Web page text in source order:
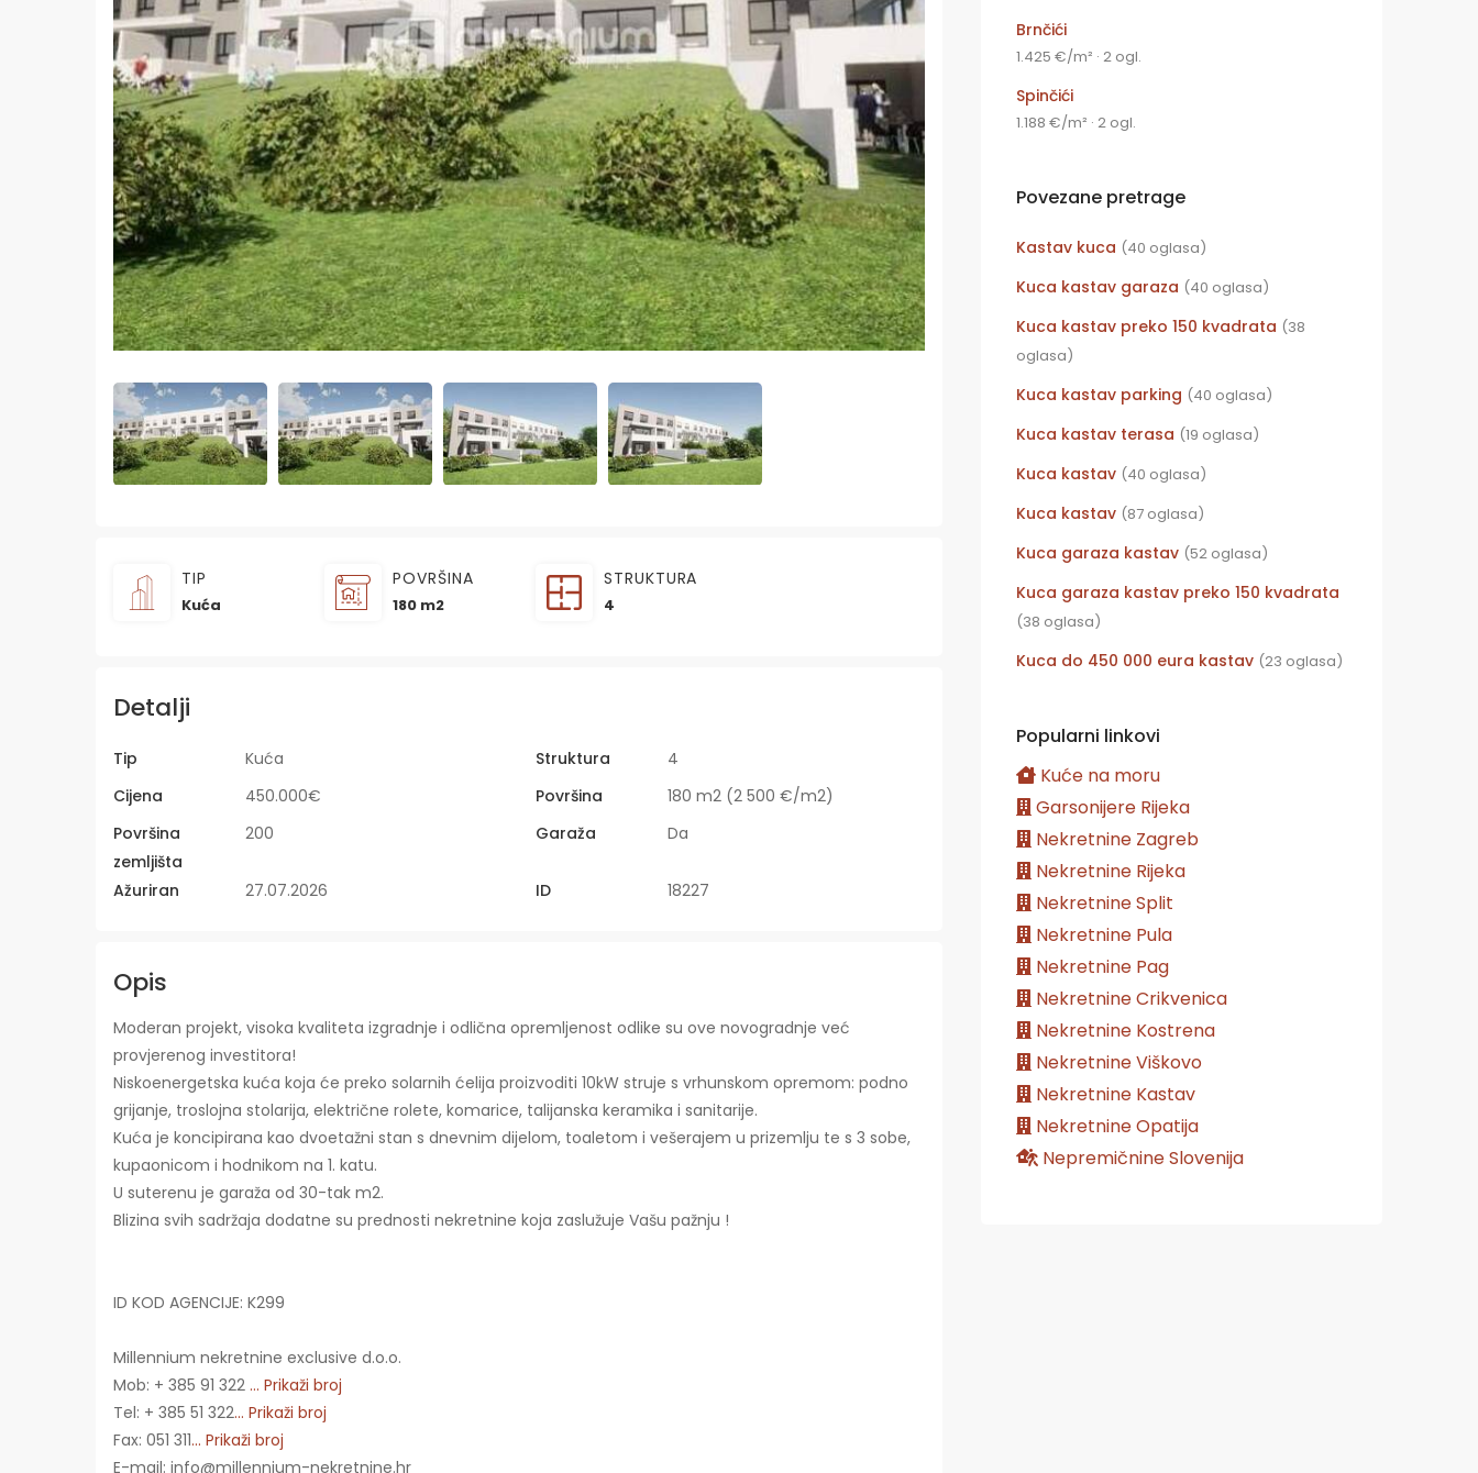
TIP
Kuća
POVRŠINA
180 m2
STRUKTURA
4
Detalji
Tip Kuća Struktura
4
Cijena
450.000€ Površina
180 m2 (2 500 €/m2)
Površina
zemljišta
200 Garaža Da
Ažuriran 27.07.2026 ID 18227
Opis
Moderan projekt, visoka kvaliteta izgradnje i odlična opremljenost odlike su ove novogradnje već
provjerenog investitora!
Niskoenergetska kuća koja će preko solarnih ćelija proizvoditi 10kW struje s vrhunskom opremom: podno
grijanje, troslojna stolarija, električne rolete, komarice, talijanska keramika i sanitarije.
Kuća je koncipirana kao dvoetažni stan s dnevnim dijelom, toaletom i vešerajem u prizemlju te s 3 sobe,
kupaonicom i hodnikom na 1. katu.
U suterenu je garaža od 30-tak m2.
Blizina svih sadržaja dodatne su prednosti nekretnine koja zaslužuje Vašu pažnju !
ID KOD AGENCIJE: K299
Millennium nekretnine exclusive d.o.o.
Mob: + 385 91 322 ... Prikaži broj
Tel: + 385 51 322... Prikaži broj
Fax: 051 311... Prikaži broj
E-mail: info@millennium-nekretnine.hr
Brnčići
1.425 €/m² · 2 ogl.
Spinčići
1.188 €/m² · 2 ogl.
Povezane pretrage
Kastav kuca (40 oglasa)
Kuca kastav garaza (40 oglasa)
Kuca kastav preko 150 kvadrata (38
oglasa)
Kuca kastav parking (40 oglasa)
Kuca kastav terasa (19 oglasa)
Kuca kastav (40 oglasa)
Kuca kastav (87 oglasa)
Kuca garaza kastav (52 oglasa)
Kuca garaza kastav preko 150 kvadrata
(38 oglasa)
Kuca do 450 000 eura kastav (23 oglasa)
Popularni linkovi
Kuće na moru
Garsonijere Rijeka
Nekretnine Zagreb
Nekretnine Rijeka
Nekretnine Split
Nekretnine Pula
Nekretnine Pag
Nekretnine Crikvenica
Nekretnine Kostrena
Nekretnine Viškovo
Nekretnine Kastav
Nekretnine Opatija
Nepremičnine Slovenija